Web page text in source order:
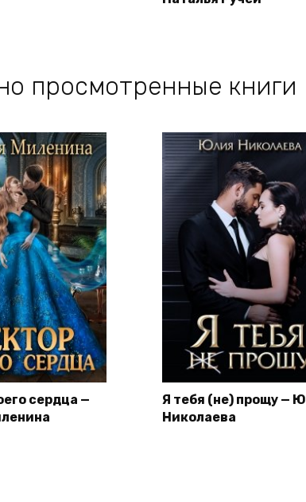
просмотренные книги
сердца —
Я тебя (не) прощу —
Николаева